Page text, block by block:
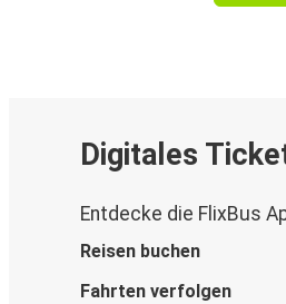
Digitales
Entdecke die FlixBus
Reisen buchen
Fahrten verfolgen